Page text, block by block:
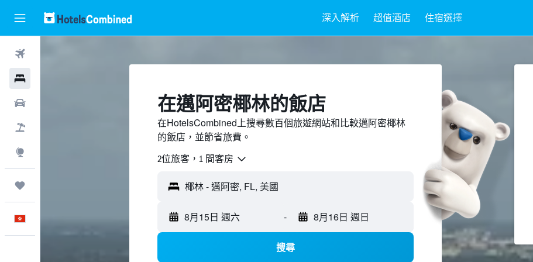
深入解析 超值酒店 住宿選擇
​在邁阿密椰林​的飯店
在HotelsCombined上搜尋數百個旅遊網站和比較邁阿密椰林
的飯店，並節省旅費。
2位旅客，1 間客房
8月15日 週六 - 8月16日 週日
搜尋